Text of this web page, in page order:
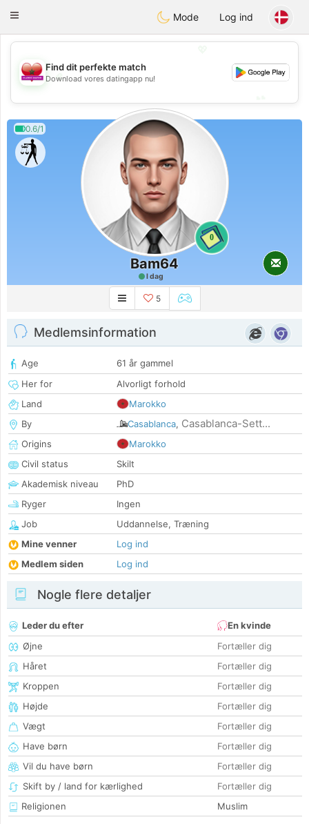
Maroc Dating
Toggle
Mode Log ind
💕
Find dit perfekte match
Download vores datingapp nu!
0.6/1
0
Bam64
I dag
5
Medlemsinformation
Age
61 år gammel
Her for
Alvorligt forhold
Land
Marokko
By
Casablanca, Casablanca-Sett...
Origins
Marokko
Civil status
Skilt
Akademisk niveau
PhD
Ryger
Ingen
Job
Uddannelse, Træning
Mine venner
Log ind
Medlem siden
Log ind
Nogle flere detaljer
Leder du efter
En kvinde
Øjne
Fortæller dig
Håret
Fortæller dig
Kroppen
Fortæller dig
Højde
Fortæller dig
Vægt
Fortæller dig
Have børn
Fortæller dig
Vil du have børn
Fortæller dig
Skift by / land for kærlighed
Fortæller dig
Religionen
Muslim